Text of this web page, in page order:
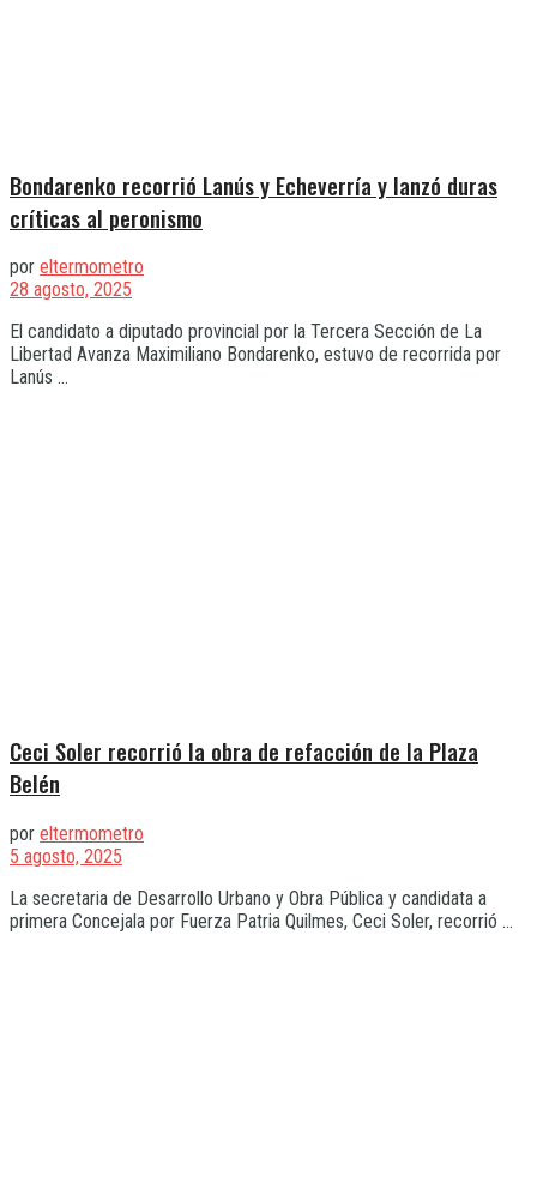
Bondarenko recorrió Lanús y Echeverría y lanzó duras
críticas al peronismo
por eltermometro
28 agosto, 2025
El candidato a diputado provincial por la Tercera Sección de La
Libertad Avanza Maximiliano Bondarenko, estuvo de recorrida por
Lanús ...
Ceci Soler recorrió la obra de refacción de la Plaza
Belén
por eltermometro
5 agosto, 2025
La secretaria de Desarrollo Urbano y Obra Pública y candidata a
primera Concejala por Fuerza Patria Quilmes, Ceci Soler, recorrió ...